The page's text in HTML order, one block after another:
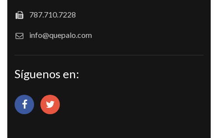
787.710.7228
info@quepalo.com
Síguenos en: